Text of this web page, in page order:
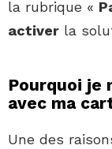
la rubrique «
activer la
Pourquoi je
avec ma
Une des